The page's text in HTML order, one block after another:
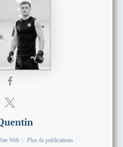
Web Plus de publications